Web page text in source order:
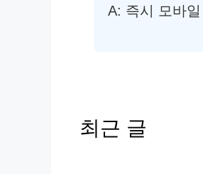
A: 즉시 모바
최근 글